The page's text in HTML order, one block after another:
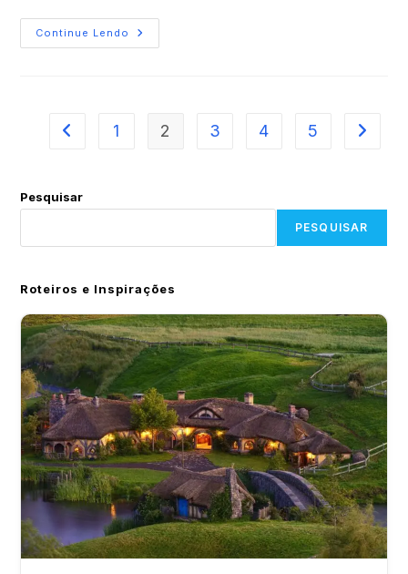
Continue Lendo
1 2 3 4 5
Pesquisar
PESQUISAR
Roteiros e Inspirações